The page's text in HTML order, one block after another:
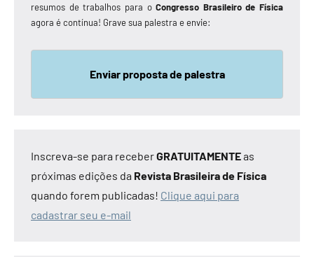
resumos de trabalhos para oCongresso Brasileiro de Física
agora é contínua! Grave sua palestra e envie:
Enviar proposta de palestra
Inscreva-se para receberGRATUITAMENTEas
próximas edições da Revista Brasileira de Física
quando forem publicadas! Clique aqui para
cadastrar seu e-mail